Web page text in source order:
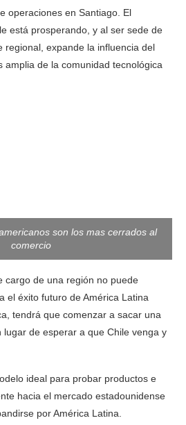
operaciones en Santiago. El
está prosperando, y al ser sede de
regional, expande la influencia del
amplia de la comunidad tecnológica
son los mas cerrados al
comercio
cargo de una región no puede
el éxito futuro de América Latina
tendrá que comenzar a sacar una
lugar de esperar a que Chile venga y
ideal para probar productos e
hacia el mercado estadounidense
por América Latina.